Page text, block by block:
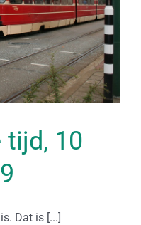
tijd, 10
Dat is [...]